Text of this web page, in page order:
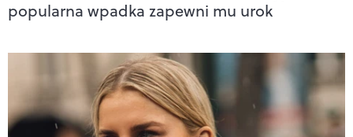
popularna wpadka zapewni mu urok